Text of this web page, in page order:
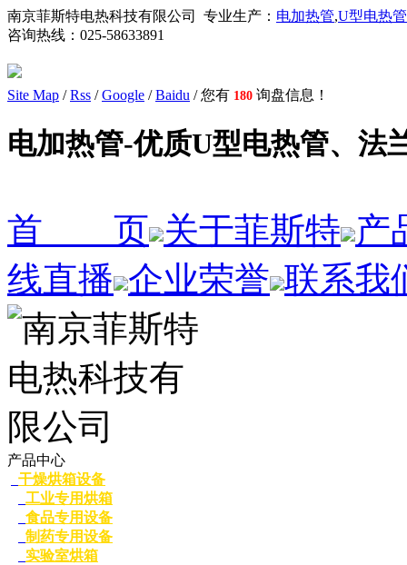
南京菲斯特电热科技有限公司 专业生产： 电加热管,U型电热管
咨询热线： 025-58633891
Site Map /Rss /Google /Baidu / 您有 180 询盘信息！
电加热管-优质U型电热管、法
首 页 关于菲斯特 产
线直播 企业荣誉 联系我
产品中心
干燥烘箱设备
工业专用烘箱
食品专用设备
制药专用设备
实验室烘箱